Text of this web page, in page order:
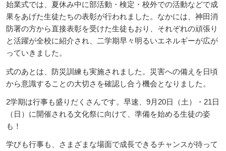
始業式では、夏休み中に部活動・検定・校外での活動などで成
果をあげた生徒たちの表彰が行われました。なかには、神田消
防署の方から直接表彰を受けた生徒もおり、それぞれの頑張り
と活躍が全校に紹介され、二学期早々明るいエネルギーが広が
っていきました。
式のあとは、防災訓練も実施されました。災害への備えを日頃
から意識することの大切さを確認し合う機会となりました。
2学期は行事も盛りだくさんです。早速、9月20日（土）・21日
（日）に開催される文化祭に向けて、準備を始める生徒の姿
も！
学びも行事も、さまざまな場面で成長できるチャンスが待って